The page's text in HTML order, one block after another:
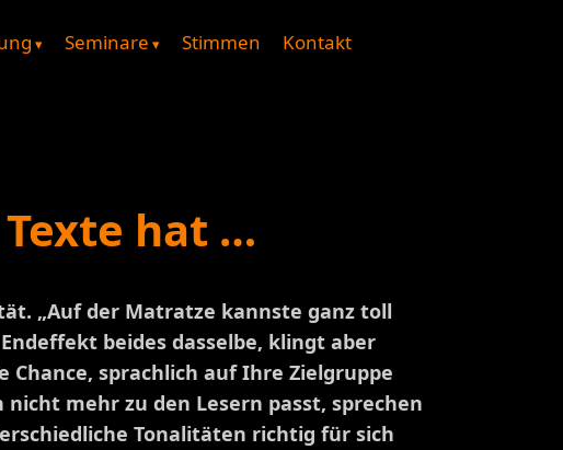
Seminare Stimmen Kontakt
hat …
„Auf der Matratze kannste ganz toll
beides dasselbe, klingt aber
sprachlich auf Ihre Zielgruppe
mehr zu den Lesern passt, sprechen
Tonalitäten richtig für sich